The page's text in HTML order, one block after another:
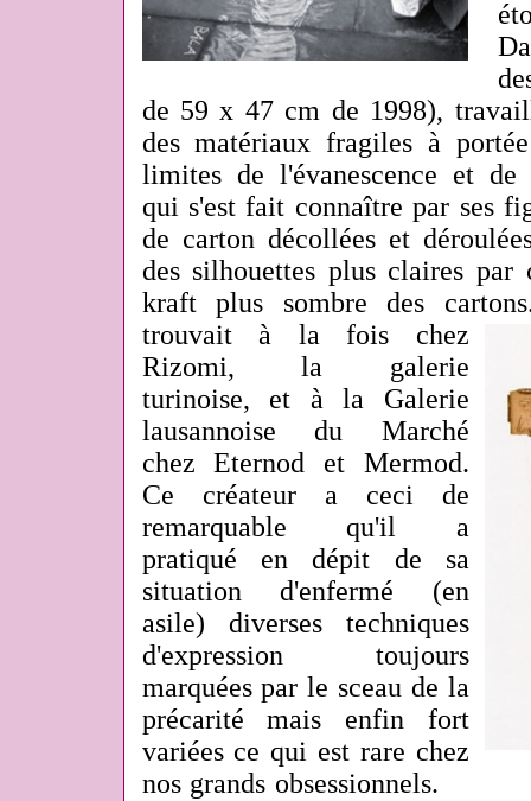
de 59 x 47 cm de 1998),
des matériaux fragiles à
limites de l'évanescence et de
qui s'est fait connaître par ses
de carton décollées et
des silhouettes plus claires
kraft plus sombre des
trouvait à la fois chez
Rizomi, la galerie
turinoise, et à la Galerie
lausannoise du Marché
chez Eternod et Mermod.
Ce créateur a ceci de
remarquable qu'il a
pratiqué en dépit de sa
situation d'enfermé (en
asile) diverses techniques
d'expression toujours
marquées par le sceau de la
précarité mais enfin fort
variées ce qui est rare chez
nos grands obsessionnels.